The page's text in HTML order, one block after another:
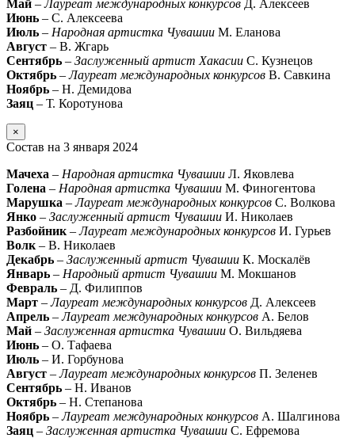
Май –Лауреат международных конкурсов Д. Алексеев
Июнь – С. Алексеева
Июль – Народная артистка Чувашии М. Еланова
Август – В. Жгарь
Сентябрь – Заслуженный артист Хакасии С. Кузнецов
Октябрь –Лауреат международных конкурсов В. Савкина
Ноябрь – Н. Демидова
Заяц – Т. Коротунова
×
Состав на 3 января 2024
Мачеха – Народная артистка Чувашии Л. Яковлева
Голена – Народная артистка Чувашии М. Финогентова
Марушка –Лауреат международных конкурсов С. Волкова
Янко – Заслуженный артист Чувашии И. Николаев
Разбойник –Лауреат международных конкурсов И. Гурьев
Волк – В. Николаев
Декабрь – Заслуженный артист Чувашии К. Москалёв
Январь – Народный артист Чувашии М. Мокшанов
Февраль – Д. Филиппов
Март –Лауреат международных конкурсов Д. Алексеев
Апрель –Лауреат международных конкурсов А. Белов
Май – Заслуженная артистка Чувашии О. Вильдяева
Июнь – О. Тафаева
Июль – И. Горбунова
Август –Лауреат международных конкурсов П. Зеленев
Сентябрь – Н. Иванов
Октябрь – Н. Степанова
Ноябрь –Лауреат международных конкурсов А. Шалгинова
Заяц – Заслуженная артистка Чувашии С. Ефремова